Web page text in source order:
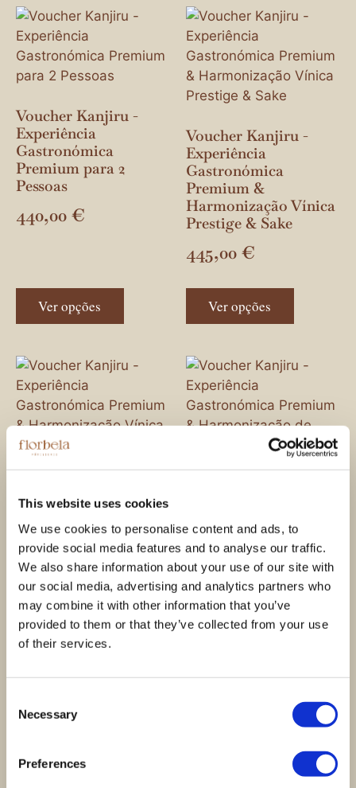
This website uses cookies
We use cookies to personalise content and ads, to
provide social media features and to analyse our traffic.
We also share information about your use of our site with
our social media, advertising and analytics partners who
may combine it with other information that you’ve
provided to them or that they’ve collected from your use
of their services.
Selection
Necessary
Preferences
Voucher Kanjiru -
Experiência
Gastronómica
Premium para 2
Pessoas
440,00 €
Ver opções
Voucher Kanjiru -
Experiência
Gastronómica
Premium &
Harmonização Vínica
Prestige & Sake
445,00 €
Ver opções
Experiência
Gastronómica
Premium &
Harmonização Vínica
& Sake
375,00€
Gastronómica
Premium &
Harmonização de
Cocktails
345,00€